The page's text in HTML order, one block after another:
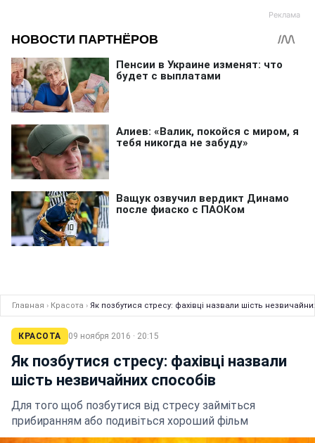
Главная › Красота › Як позбутися стресу: фахівці назвали шість
КРАСОТА 09 ноября 2016 · 20:15
Як позбутися стресу: фахівці назвали
шість незвичайних способів
Для того щоб позбутися від стресу займіться
прибиранням або подивіться хороший фільм